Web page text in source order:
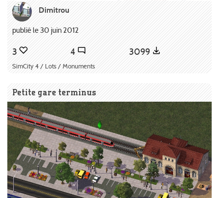
Dimitrou
publié le 30 juin 2012
3 4 3099
SimCity 4 / Lots / Monuments
Petite gare terminus